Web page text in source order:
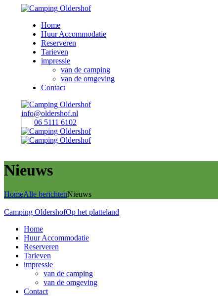
Home
Huur Accommodatie
Reserveren
Tarieven
impressie
van de camping
van de omgeving
Contact
info@oldershof.nl
06 5111 6102
Nieuws
HomeAlle berichtenNieuws
Camping OldershofOp het platteland
Home
Huur Accommodatie
Reserveren
Tarieven
impressie
van de camping
van de omgeving
Contact